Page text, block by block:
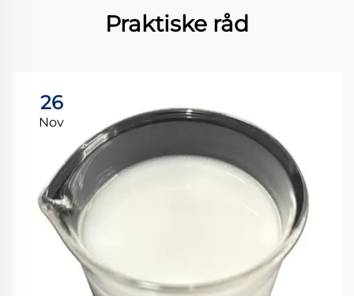
Praktiske råd
26
Nov